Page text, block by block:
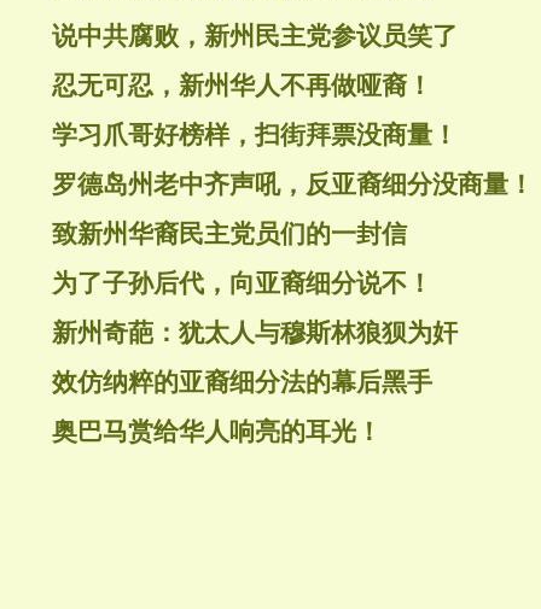
说中共腐败，新州民主党参议员笑了
忍无可忍，新州华人不再做哑裔！
学习爪哥好榜样，扫街拜票没商量！
罗德岛州老中齐声吼，反亚裔细分没商量！
致新州华裔民主党员们的一封信
为了子孙后代，向亚裔细分说不！
新州奇葩：犹太人与穆斯林狼狈为奸
效仿纳粹的亚裔细分法的幕后黑手
奥巴马赏给华人响亮的耳光！